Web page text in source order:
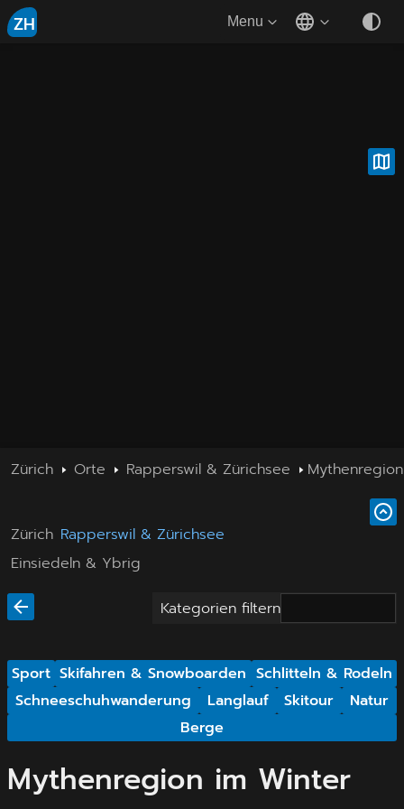
ZH Menu
Zürich Orte Rapperswil & Zürichsee
Zürich Rapperswil & Zürichsee
Einsiedeln & Ybrig
Kategorien filtern
Sport Skifahren & Snowboarden Schlitteln & Rodeln
Schneeschuhwanderung
Langlauf Skitour
Natur
Berge
Mythenregion im Winter